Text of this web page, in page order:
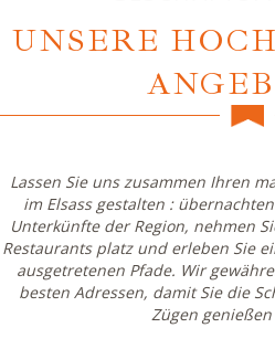
UNSERE
Lassen Sie uns zusammen Ihren
im Elsass gestalten :
Unterkünfte der Region, nehmen
Restaurants platz und erleben Sie
ausgetretenen Pfade. Wir
besten Adressen, damit Sie die
Zügen